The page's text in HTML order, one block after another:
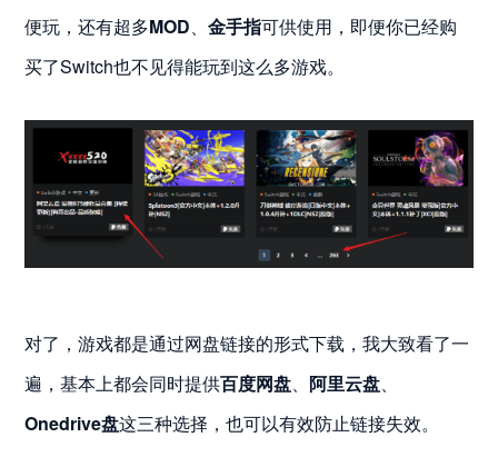
便玩，还有超多MOD、金手指可供使用，即便你已经购
买了Switch也不见得能玩到这么多游戏。
对了，游戏都是通过网盘链接的形式下载，我大致看了一
遍，基本上都会同时提供百度网盘、 阿里云盘、
Onedrive盘这三种选择，也可以有效防止链接失效。